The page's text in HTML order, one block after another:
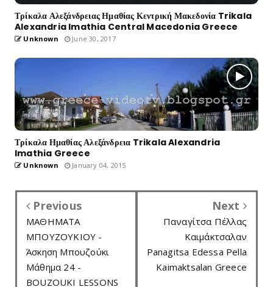
Τρίκαλα Αλεξάνδρειας Ημαθίας Κεντρική Μακεδονία Trikala
Alexandria Imathia Central Macedonia Greece
Unknown June 30, 2017
Τρίκαλα Ημαθίας Αλεξάνδρεια Trikala Alexandria
Imathia Greece
Unknown January 04, 2015
Previous
ΜΑΘΗΜΑΤΑ
ΜΠΟΥΖΟΥΚΙΟΥ -
Άσκηση Μπουζούκι
Μάθημα 24 -
BOUZOUKI LESSONS
Next
Παναγίτσα Πέλλας
Καιμάκτσαλαν
Panagitsa Edessa Pella
Kaimaktsalan Greece